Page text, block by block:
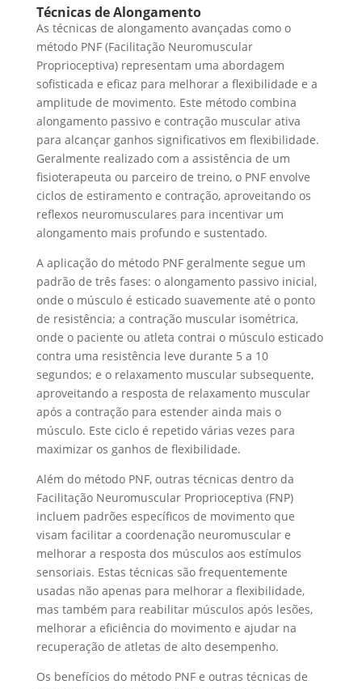
Técnicas de Alongamento
As técnicas de alongamento avançadas como o
método PNF (Facilitação Neuromuscular
Proprioceptiva) representam uma abordagem
sofisticada e eficaz para melhorar a flexibilidade e a
amplitude de movimento. Este método combina
alongamento passivo e contração muscular ativa
para alcançar ganhos significativos em flexibilidade.
Geralmente realizado com a assistência de um
fisioterapeuta ou parceiro de treino, o PNF envolve
ciclos de estiramento e contração, aproveitando os
reflexos neuromusculares para incentivar um
alongamento mais profundo e sustentado.
A aplicação do método PNF geralmente segue um
padrão de três fases: o alongamento passivo inicial,
onde o músculo é esticado suavemente até o ponto
de resistência; a contração muscular isométrica,
onde o paciente ou atleta contrai o músculo esticado
contra uma resistência leve durante 5 a 10
segundos; e o relaxamento muscular subsequente,
aproveitando a resposta de relaxamento muscular
após a contração para estender ainda mais o
músculo. Este ciclo é repetido várias vezes para
maximizar os ganhos de flexibilidade.
Além do método PNF, outras técnicas dentro da
Facilitação Neuromuscular Proprioceptiva (FNP)
incluem padrões específicos de movimento que
visam facilitar a coordenação neuromuscular e
melhorar a resposta dos músculos aos estímulos
sensoriais. Estas técnicas são frequentemente
usadas não apenas para melhorar a flexibilidade,
mas também para reabilitar músculos após lesões,
melhorar a eficiência do movimento e ajudar na
recuperação de atletas de alto desempenho.
Os benefícios do método PNF e outras técnicas de